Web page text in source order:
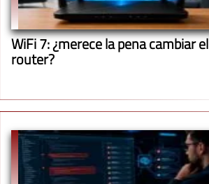
WiFi 7: ¿merece la pena cambiar el
router?